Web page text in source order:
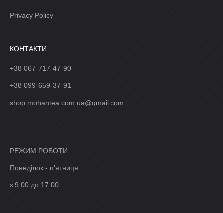
Privacy Policy
КОНТАКТИ
+38 067-717-47-90
+38 099-659-37-91
shop.mohantea.com.ua@gmail.com
РЕЖИМ РОБОТИ:
Понеділок - п'ятниця
з 9.00 до 17.00